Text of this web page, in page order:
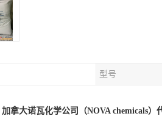
型号
加拿大诺瓦化学公司（NOVA chemicals）